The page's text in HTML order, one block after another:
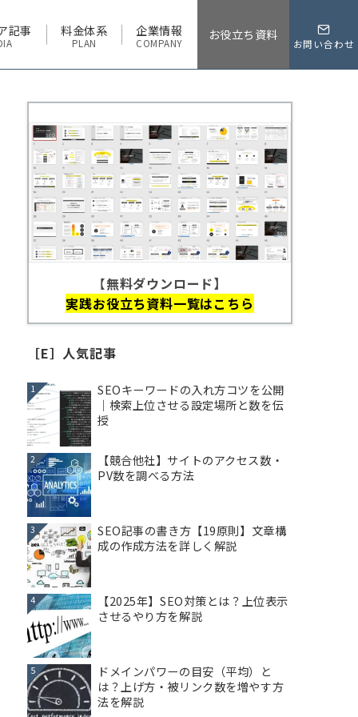
記事 料金体系
PLAN
企業情報
COMPANY
お役立ち資料
お問い合わせ
【無料ダウンロード】
実践お役立ち資料一覧はこちら
［E］人気記事
1
SEOキーワードの入れ方コツを公開
｜検索上位させる設定場所と数を伝
授
2
【競合他社】サイトのアクセス数・
PV数を調べる方法
3
SEO記事の書き方【19原則】文章構
成の作成方法を詳しく解説
4
【2025年】SEO対策とは？上位表示
させるやり方を解説
5
ドメインパワーの目安（平均）と
は？上げ方・被リンク数を増やす方
法を解説